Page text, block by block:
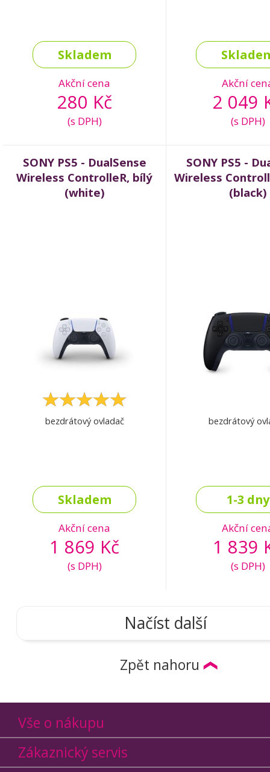
Skladem
Akční cena
280 Kč
(s DPH)
Akční
2 049
(s DPH)
SONY PS5 - DualSense
Wireless ControlleR, bílý
(white)
bezdrátový ovladač
Skladem
Akční cena
1 869 Kč
(s DPH)
SONY PS5 -
Wireless
(black)
bezdrátový
1-3 dny
Akční
1 839
(s DPH)
Načíst další
Zpět nahoru
Vše o nákupu
Zákaznický servis